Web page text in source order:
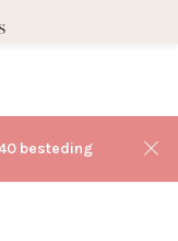
besteding